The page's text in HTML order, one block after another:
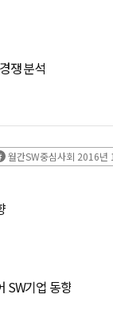
쟁 분석
월간SW중심사회 2016년
SW기업 동향